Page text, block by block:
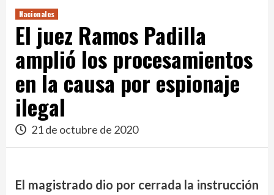
Nacionales
El juez Ramos Padilla
amplió los procesamientos
en la causa por espionaje
ilegal
21 de octubre de 2020
El magistrado dio por cerrada la instrucción